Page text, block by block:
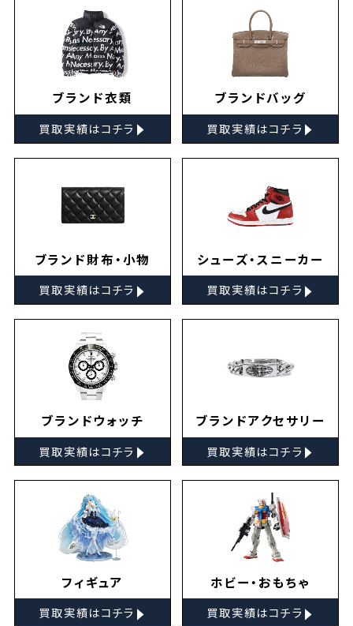
ブランド衣類
買取実績はコチラ ▸
ブランドバッグ
買取実績はコチラ ▸
ブランド財布・小物
買取実績はコチラ ▸
シューズ・スニーカー
買取実績はコチラ ▸
ブランドウォッチ
買取実績はコチラ ▸
ブランドアクセサリー
買取実績はコチラ ▸
フィギュア
買取実績はコチラ ▸
ホビー・おもちゃ
買取実績はコチラ ▸